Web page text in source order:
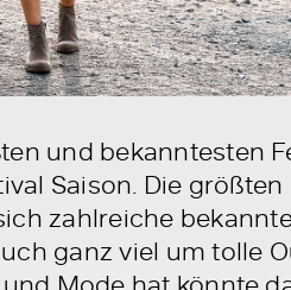
und bekanntesten
Saison. Die
zahlreiche
ganz viel um tolle
Mode hat könnte